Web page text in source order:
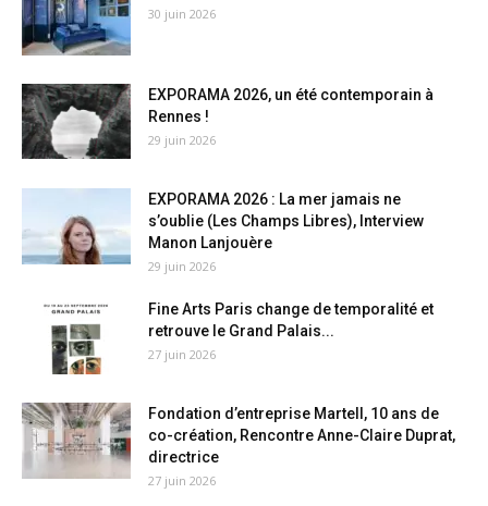
30 juin 2026
EXPORAMA 2026, un été contemporain à
Rennes !
29 juin 2026
EXPORAMA 2026 : La mer jamais ne
s’oublie (Les Champs Libres), Interview
Manon Lanjouère
29 juin 2026
Fine Arts Paris change de temporalité et
retrouve le Grand Palais...
27 juin 2026
Fondation d’entreprise Martell, 10 ans de
co-création, Rencontre Anne-Claire Duprat,
directrice
27 juin 2026